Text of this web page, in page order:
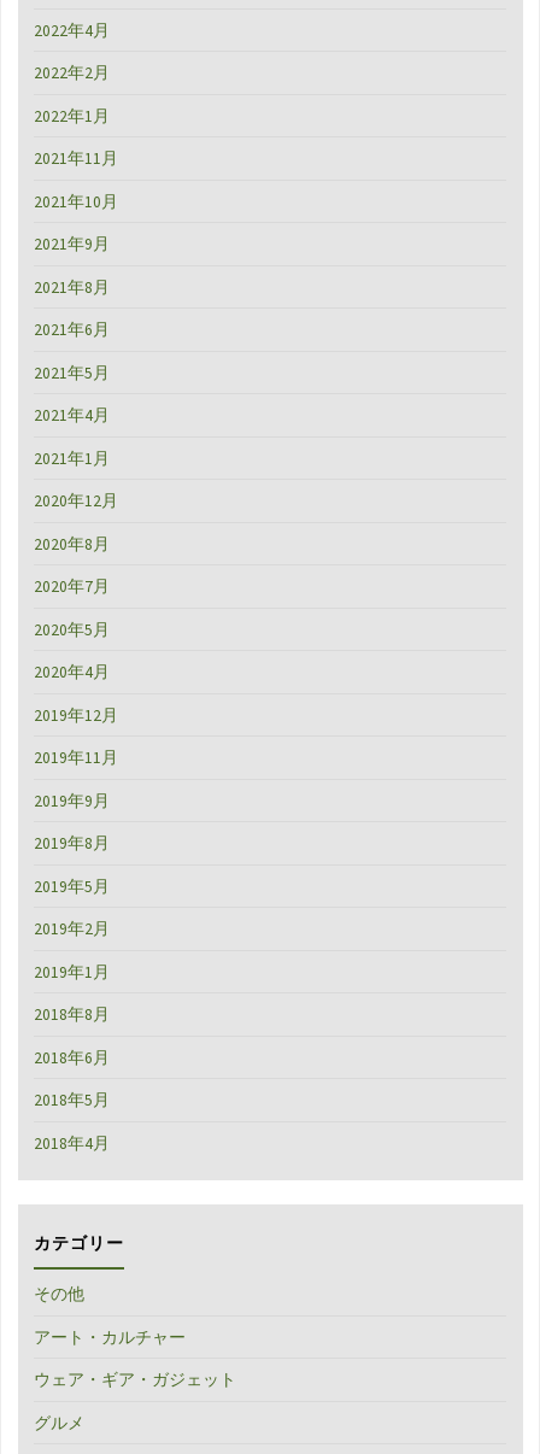
2022年4月
2022年2月
2022年1月
2021年11月
2021年10月
2021年9月
2021年8月
2021年6月
2021年5月
2021年4月
2021年1月
2020年12月
2020年8月
2020年7月
2020年5月
2020年4月
2019年12月
2019年11月
2019年9月
2019年8月
2019年5月
2019年2月
2019年1月
2018年8月
2018年6月
2018年5月
2018年4月
カテゴリー
その他
アート・カルチャー
ウェア・ギア・ガジェット
グルメ